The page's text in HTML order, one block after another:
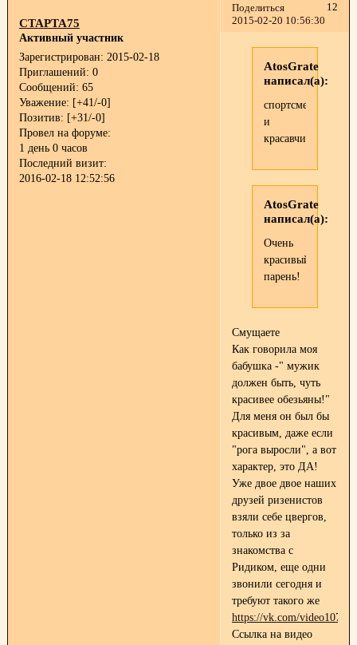
Поделиться
12
2015-02-20 10:56:30
СТАРТА75
Активный участник
Зарегистрирован: 2015-02-18
Приглашений: 0
Сообщений: 65
Уважение: [+41/-0]
Позитив: [+31/-0]
Провел на форуме:
1 день 0 часов
Последний визит:
2016-02-18 12:52:56
AtosGrate
написал(а):
спортсмен
и
красавчик
AtosGrate
написал(а):
Очень
красивый
парень!
Смущаете
Как говорила моя
бабушка -" мужик
должен быть, чуть
красивее обезьяны!"
Для меня он был бы
красивым, даже если
"рога выросли", а вот
характер, это ДА!
Уже двое двое наших
друзей ризенистов
взяли себе цвергов,
только из за
знакомства с
Ридиком, еще одни
звонили сегодня и
требуют такого же
https://vk.com/
Ссылка на видео